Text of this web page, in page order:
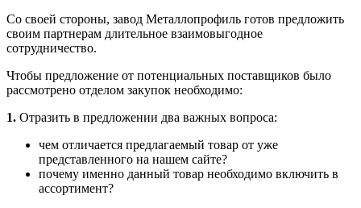
Со своей стороны, завод Металлопрофиль готов предложить
своим партнерам длительное взаимовыгодное
сотрудничество.
Чтобы предложение от потенциальных поставщиков было
рассмотрено отделом закупок необходимо:
1. Отразить в предложении два важных вопроса:
чем отличается предлагаемый товар от уже
представленного на нашем сайте?
почему именно данный товар необходимо включить в
ассортимент?